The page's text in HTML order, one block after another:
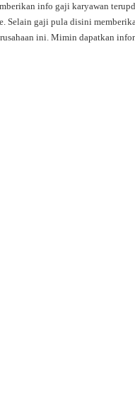
info gaji karyawan
Selain gaji pula disini
ini. Mimin dapatkan